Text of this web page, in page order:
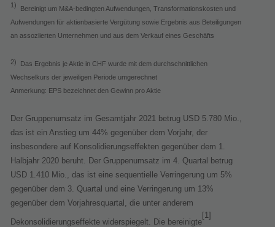
1) Bereinigt um M&A-bedingten Aufwendungen, Transformationskosten und
Aufwendungen für aktienbasierte Vergütung sowie Ergebnis aus Beteiligungen
an assoziierten Unternehmen und aus dem Verkauf eines Geschäfts
2) Das Ergebnis je Aktie in CHF wurde mit dem durchschnittlichen
Wechselkurs der jeweiligen Periode umgerechnet
Anmerkung: EPS bezeichnet den Gewinn pro Aktie
Der Gruppenumsatz im Gesamtjahr 2021 betrug USD 5.780 Mio.,
das ist ein Anstieg um 44% gegenüber dem Vorjahr, der
insbesondere auf Konsolidierungseffekten gegenüber dem 1.
Halbjahr 2020 beruht. Der Gruppenumsatz im 4. Quartal betrug
USD 1.410 Mio., das ist eine sequentielle Verringerung um 5%
gegenüber dem 3. Quartal und eine Verringerung um 13%
gegenüber dem Vorjahresquartal, die unter anderem
Dekonsolidierungseffekte widerspiegelt. Die berei­nigte
[1]